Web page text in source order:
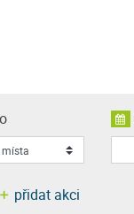
přidat akci